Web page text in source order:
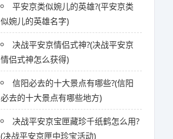
平安京类似婉儿的英雄?(平安京类
似婉儿的英雄名字)
决战平安京情侣式神?(决战平安京
情侣式神怎么获得)
信阳必去的十大景点有哪些?(信阳
必去的十大景点有哪些地方)
决战平安京宝匣藏珍千纸鹤怎么用?
(决战平安京匣中珍宝活动)